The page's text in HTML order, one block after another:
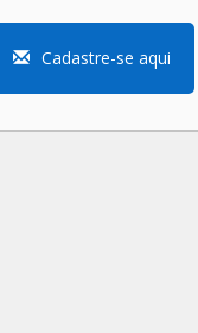
Cadastre-se aqui